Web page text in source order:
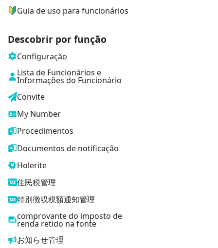
Guia de uso para funcionários
Descobrir por função
Configuração
Lista de Funcionários e
Informações do Funcionário
Convite
My Number
Procedimentos
Documentos de notificação
Holerite
住民税管理
特別徴収税額通知管理
comprovante do imposto de
renda retido na fonte
お知らせ管理